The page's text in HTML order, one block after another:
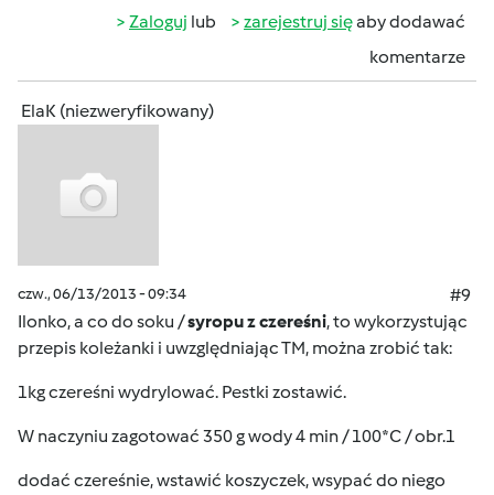
Zaloguj lub zarejestruj sięaby dodawać
komentarze
ElaK (niezweryfikowany)
czw., 06/13/2013 - 09:34
#9
Ilonko, a co do soku /syropu z czereśni, to wykorzystując
przepis koleżanki i uwzględniając TM, można zrobić tak:
1kg czereśni wydrylować. Pestki zostawić.
W naczyniu zagotować 350 g wody 4 min / 100*C / obr.1
dodać czereśnie, wstawić koszyczek, wsypać do niego